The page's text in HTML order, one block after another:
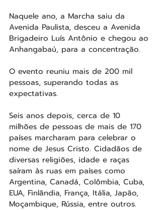
Naquele ano, a Marcha saiu da
Avenida Paulista, desceu a Avenida
Brigadeiro Luís Antônio e chegou ao
Anhangabaú, para a concentração.
O evento reuniu mais de 200 mil
pessoas, superando todas as
expectativas.
Seis anos depois, cerca de 10
milhões de pessoas de mais de 170
países marcharam para celebrar o
nome de Jesus Cristo. Cidadãos de
diversas religiões, idade e raças
saíram às ruas em países como
Argentina, Canadá, Colômbia, Cuba,
EUA, Finlândia, França, Itália, Japão,
Moçambique, Rússia, entre outros.